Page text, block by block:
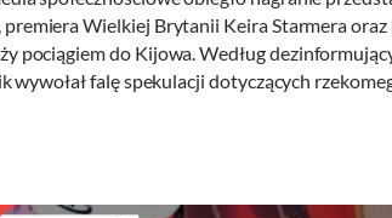
Wielkiej Brytanii Keira Starmera
pociągiem do Kijowa. Według
wywołał falę spekulacji dotyczących